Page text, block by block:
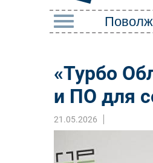
Автоматизация
Мобильная связь
«Турбо
и ПО для
21.05.2026